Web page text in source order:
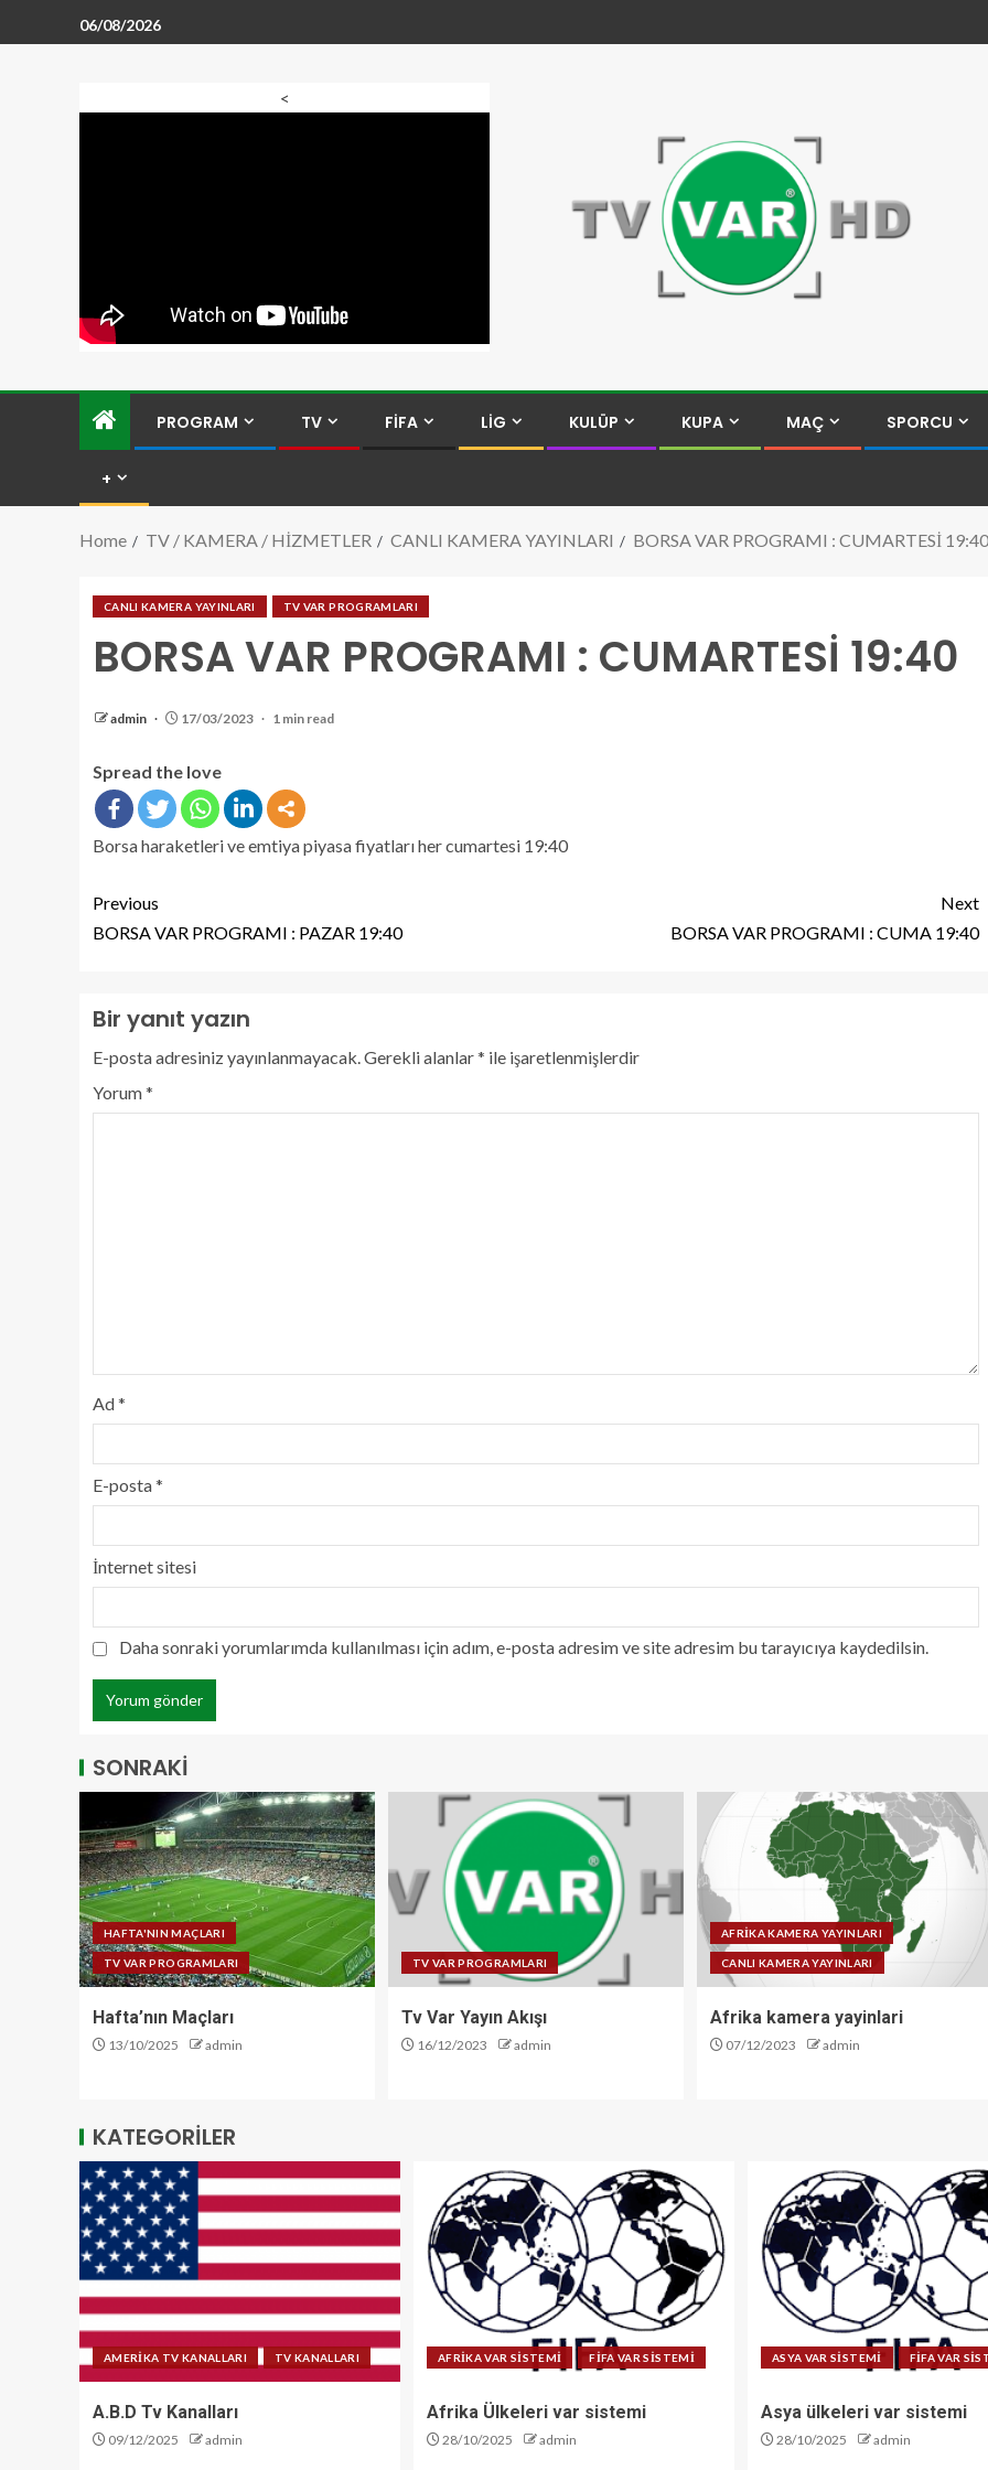
06/08/2026
<
PROGRAM TV FİFA LİG KULÜP KUPA MAÇ SPORCU
+
Home TV / KAMERA / HİZMETLER CANLI KAMERA YAYINLARI BORSA VAR PROGRAMI : CUMARTESİ 19:40
CANLI KAMERA YAYINLARI TV VAR PROGRAMLARI
BORSA VAR PROGRAMI : CUMARTESİ 19:40
admin 17/03/2023 1 min read
Spread the love
Borsa haraketleri ve emtiya piyasa fiyatları her cumartesi 19:40
Previous
BORSA VAR PROGRAMI : PAZAR 19:40
Next
BORSA VAR PROGRAMI : CUMA 19:40
Bir yanıt yazın
E-posta adresiniz yayınlanmayacak.Gerekli alanlar* ile işaretlenmişlerdir
Yorum*
Ad*
E-posta*
İnternet sitesi
Daha sonraki yorumlarımda kullanılması için adım, e-posta adresim ve site adresim bu tarayıcıya kaydedilsin.
SONRAKİ
HAFTA'NIN MAÇLARI
TV VAR PROGRAMLARI
Hafta’nın Maçları
13/10/2025 admin
TV VAR PROGRAMLARI
Tv Var Yayın Akışı
16/12/2023 admin
AFRİKA KAMERA YAYINLARI
CANLI KAMERA YAYINLARI
Afrika kamera yayinlari
07/12/2023 admin
KATEGORİLER
AMERİKA TV KANALLARI TV KANALLARI
A.B.D Tv Kanalları
09/12/2025 admin
AFRİKA VAR SİSTEMİ FİFA VAR SİSTEMİ
Afrika Ülkeleri var sistemi
28/10/2025 admin
ASYA VAR SİSTEMİ FİFA VAR
Asya ülkeleri var sistemi
28/10/2025 admin